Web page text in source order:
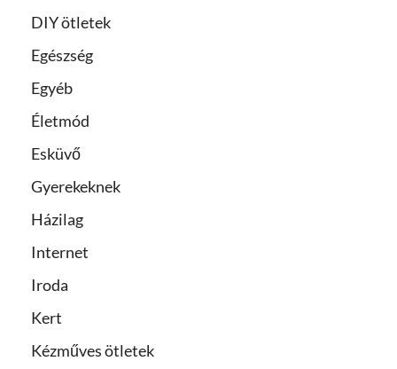
DIY ötletek
Egészség
Egyéb
Életmód
Esküvő
Gyerekeknek
Házilag
Internet
Iroda
Kert
Kézműves ötletek